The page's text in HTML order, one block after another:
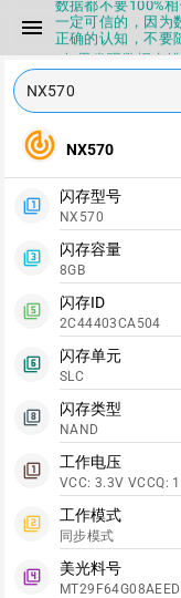
menu
数据都不要100%
一定可信的，因为
正确的认知，不要
▪如果发现数据有
迎积极反馈，
指导性数据
▪Flashinfo APP更
▪兄弟们没事不要
▪Flashinfo提供的
本来就有不确定
数据都不要100%
正确的认知，不要
▪如果发现数据有
迎积极反馈，
指导性数据
▪Flashinfo APP更
签啦，使用更加丝
track_changes NX570
filter_1
闪存型号
NX570
filter_3
闪存容量
8GB
filter_5
闪存ID
2C44403CA504
filter_6
闪存单元
SLC
filter_8
闪存类型
NAND
filter_1
工作电压
VCC: 3.3V VCCQ:
filter_2
工作模式
同步模式
filter_4
美光料号